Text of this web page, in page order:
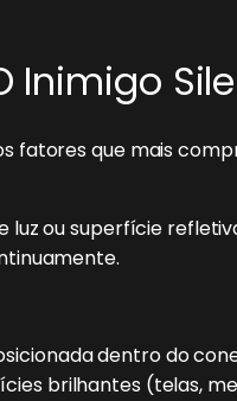
Inimigo
fatores que mais
luz ou superfície
dentro do
brilhantes (telas,